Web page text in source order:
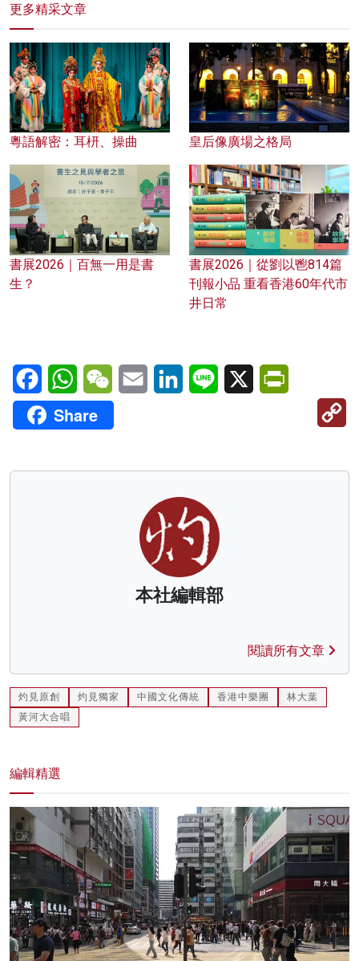
更多精采文章
粵語解密：耳枅、操曲 皇后像廣場之格局
書展2026｜百無一用是書
生？
書展2026｜從劉以鬯814篇
刊報小品 重看香港60年代市
井日常
FacebookWhatsAppWeChatEmail LinkedInLine X
Share
本社編輯部
閱讀所有文章
灼見原創 灼見獨家 中國文化傳統 香港中樂團
林大葉
黃河大合唱
編輯精選